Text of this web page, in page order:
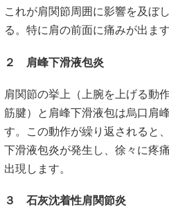
これが肩関節周囲に影響を及ぼ
る。特に肩の前面に痛みが出ます
２ 肩峰下滑液包炎
肩関節の挙上（上腕を上げる動
筋腱）と肩峰下滑液包は烏口肩
す。この動作が繰り返されると
下滑液包炎が発生し、徐々に疼
出現します。
３ 石灰沈着性肩関節炎